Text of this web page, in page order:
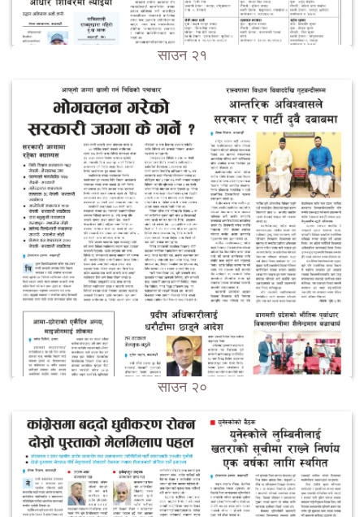
साउन २१
साउन २०